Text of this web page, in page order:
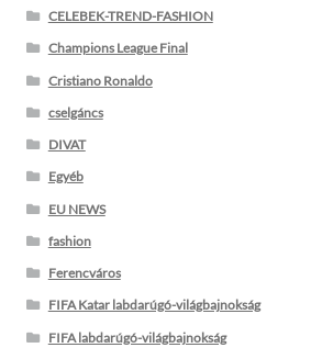
CELEBEK-TREND-FASHION
Champions League Final
Cristiano Ronaldo
cselgáncs
DIVAT
Egyéb
EU NEWS
fashion
Ferencváros
FIFA Katar labdarúgó-világbajnokság
FIFA labdarúgó-világbajnokság